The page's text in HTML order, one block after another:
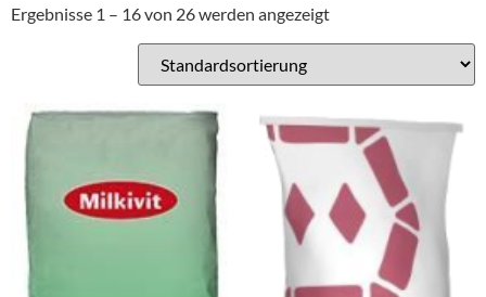
Ergebnisse 1 – 16 von 26 werden angezeigt